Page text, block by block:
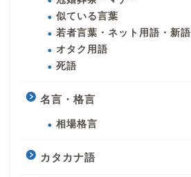
似ている言葉
若者言葉・ネット用語・新語
オタク用語
死語
名言・格言
相場格言
カタカナ語